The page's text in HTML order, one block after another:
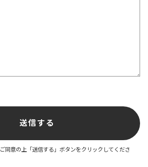
送信する
同意の上「送信する」ボタンをクリックしてくださ